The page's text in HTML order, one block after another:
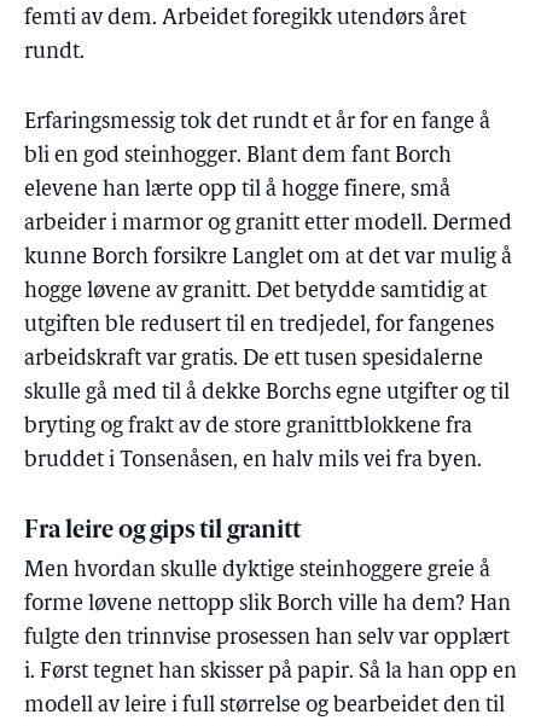
femti av dem. Arbeidet foregikk utendørs året
rundt.
Erfaringsmessig tok det rundt et år for en fange å
bli en god steinhogger. Blant dem fant Borch
elevene han lærte opp til å hogge finere, små
arbeider i marmor og granitt etter modell. Dermed
kunne Borch forsikre Langlet om at det var mulig å
hogge løvene av granitt. Det betydde samtidig at
utgiften ble redusert til en tredjedel, for fangenes
arbeidskraft var gratis. De ett tusen spesidalerne
skulle gå med til å dekke Borchs egne utgifter og til
bryting og frakt av de store granittblokkene fra
bruddet i Tonsenåsen, en halv mils vei fra byen.
Fra leire og gips til granitt
Men hvordan skulle dyktige steinhoggere greie å
forme løvene nettopp slik Borch ville ha dem? Han
fulgte den trinnvise prosessen han selv var opplært
i. Først tegnet han skisser på papir. Så la han opp en
modell av leire i full størrelse og bearbeidet den til